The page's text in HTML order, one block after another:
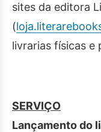
sites da editora
(
livrarias físicas e
SERVIÇO
Lançamento do